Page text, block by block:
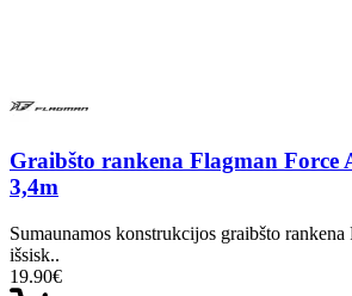
Graibšto rankena Flagman Force
3,4m
Sumaunamos konstrukcijos graibšto
išsisk..
19.90€